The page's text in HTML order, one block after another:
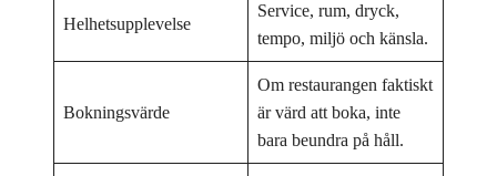
Helhetsupplevelse
Service, rum, dryck,
tempo, miljö och känsla.
Bokningsvärde
Om restaurangen faktiskt
är värd att boka, inte
bara beundra på håll.